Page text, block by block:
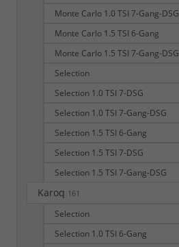
Monte Carlo 1.0 TSI 7-Gang-DSG
Monte Carlo 1.5 TSI 6-Gang
Monte Carlo 1.5 TSI 7-Gang-DSG
Selection
Selection 1.0 TSI 7-DSG
Selection 1.0 TSI 7-Gang-DSG
Selection 1.5 TSI 6-Gang
Selection 1.5 TSI 7-DSG
Selection 1.5 TSI 7-Gang-DSG
Karoq 161
Selection
Selection 1.0 TSI 6-Gang